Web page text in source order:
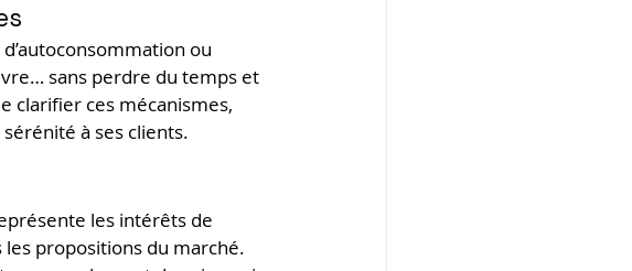
ou
sans perdre du temps et
clarifier ces mécanismes,
à ses clients.
les intérêts de
propositions du marché.